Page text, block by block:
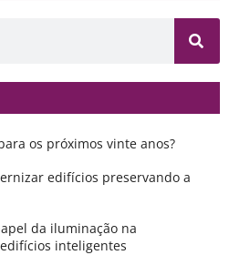
os próximos vinte anos?
edifícios preservando a
da iluminação na
inteligentes